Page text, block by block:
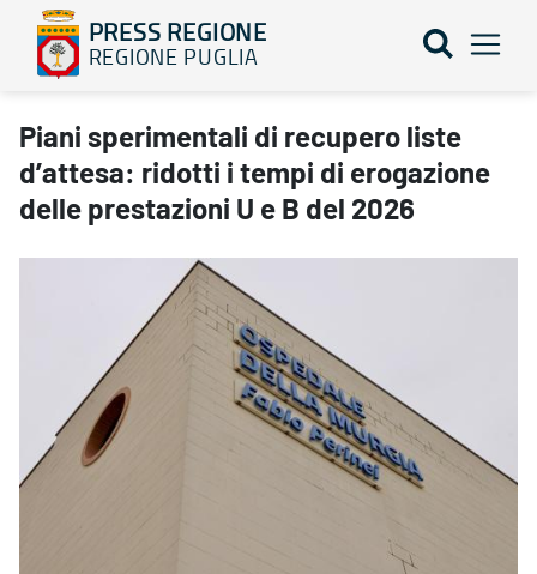
PRESS REGIONE
REGIONE PUGLIA
Piani sperimentali di recupero liste d’attesa: ridotti i tempi di
Piani sperimentali di recupero liste
d’attesa: ridotti i tempi di erogazione
delle prestazioni U e B del 2026